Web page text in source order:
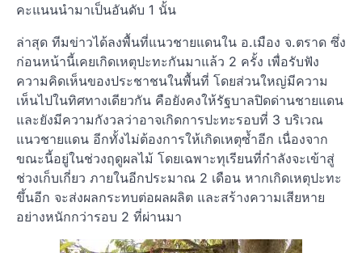
คะแนนนำมาเป็นอันดับ 1 นั้น
ล่าสุด ทีมข่าวได้ลงพื้นที่แนวชายแดนใน อ.เมือง จ.ตราด ซึ่ง
ก่อนหน้านี้เคยเกิดเหตุปะทะกันมาแล้ว 2 ครั้ง เพื่อรับฟัง
ความคิดเห็นของประชาชนในพื้นที่ โดยส่วนใหญ่มีความ
เห็นไปในทิศทางเดียวกัน คือยังคงให้รัฐบาลปิดด่านชายแดน
และยังมีความกังวลว่าอาจเกิดการปะทะรอบที่ 3 บริเวณ
แนวชายแดน อีกทั้งไม่ต้องการให้เกิดเหตุซ้ำอีก เนื่องจาก
ขณะนี้อยู่ในช่วงฤดูผลไม้ โดยเฉพาะทุเรียนที่กำลังจะเข้าสู่
ช่วงเก็บเกี่ยว ภายในอีกประมาณ 2 เดือน หากเกิดเหตุปะทะ
ขึ้นอีก จะส่งผลกระทบต่อผลผลิต และสร้างความเสียหาย
อย่างหนักกว่ารอบ 2 ที่ผ่านมา